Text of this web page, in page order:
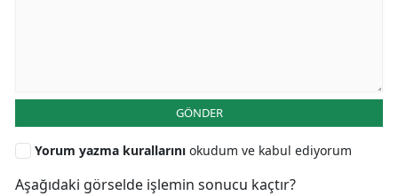
GÖNDER
Yorum yazma kurallarını okudum ve kabul ediyorum
Aşağıdaki görselde işlemin sonucu kaçtır?